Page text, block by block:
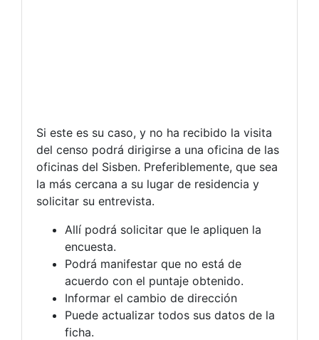
Si este es su caso, y no ha recibido la visita
del censo podrá dirigirse a una oficina de las
oficinas del Sisben. Preferiblemente, que sea
la más cercana a su lugar de residencia y
solicitar su entrevista.
Allí podrá solicitar que le apliquen la
encuesta.
Podrá manifestar que no está de
acuerdo con el puntaje obtenido.
Informar el cambio de dirección
Puede actualizar todos sus datos de la
ficha.